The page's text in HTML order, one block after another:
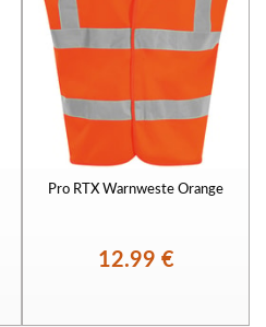
Pro RTX Warnweste Orange
12.99 €